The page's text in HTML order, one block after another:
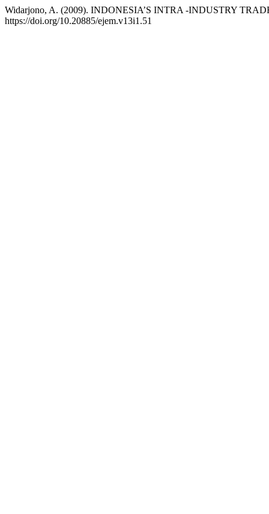
Widarjono, A. (2009). INDONESIA’S INTRA -INDUSTRY
https://doi.org/10.20885/ejem.v13i1.51